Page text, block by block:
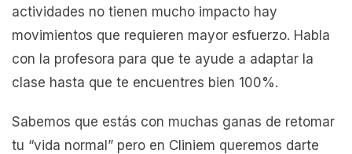
actividades no tienen mucho impacto hay
movimientos que requieren mayor esfuerzo. Habla
con la profesora para que te ayude a adaptar la
clase hasta que te encuentres bien 100%.
Sabemos que estás con muchas ganas de retomar
tu “vida normal” pero en Cliniem queremos darte